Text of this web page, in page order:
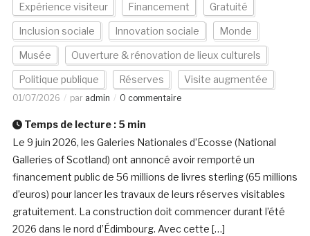
Expérience visiteur Financement Gratuité
Inclusion sociale Innovation sociale Monde
Musée Ouverture & rénovation de lieux culturels
Politique publique Réserves Visite augmentée
01/07/2026 par admin 0 commentaire
Temps de lecture : 5 min
Le 9 juin 2026, les Galeries Nationales d’Ecosse (National
Galleries of Scotland) ont annoncé avoir remporté un
financement public de 56 millions de livres sterling (65 millions
d’euros) pour lancer les travaux de leurs réserves visitables
gratuitement. La construction doit commencer durant l’été
2026 dans le nord d’Édimbourg. Avec cette […]